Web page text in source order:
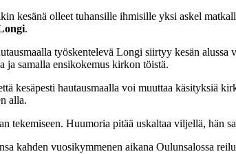
kesänä olleet tuhansille ihmisille yksi askel
.
työskentelevä Longi siirtyy kesän
ja samalla ensikokemus kirkon töistä.
kesäpesti hautausmaalla voi muuttaa käsityksiä
alla.
tekemiseen. Huumoria pitää uskaltaa viljellä, hän
kahden vuosikymmenen aikana Oulunsalossa